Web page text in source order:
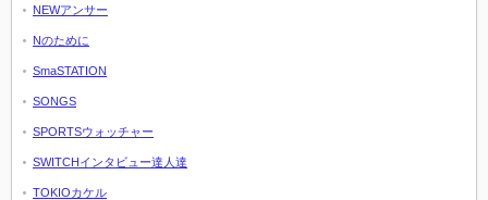
NEWアンサー
Nのために
SmaSTATION
SONGS
SPORTSウォッチャー
SWITCHインタビュー達人達
TOKIOカケル